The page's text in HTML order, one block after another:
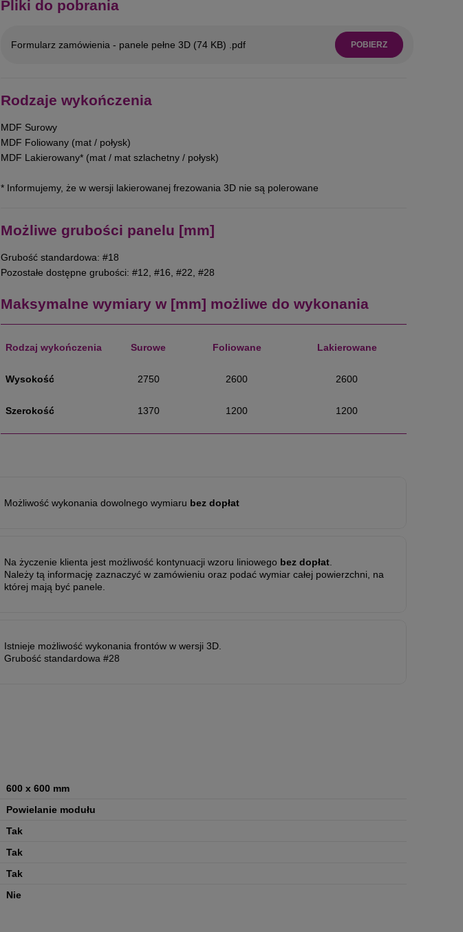
Pliki do pobrania
Formularz zamówienia - panele pełne 3D (74 KB) .pdf POBIERZ
Rodzaje wykończenia
MDF Surowy
MDF Foliowany (mat / połysk)
MDF Lakierowany* (mat / mat szlachetny / połysk)
* Informujemy, że w wersji lakierowanej frezowania 3D nie są polerowane
Możliwe grubości panelu [mm]
Grubość standardowa: #18
Pozostałe dostępne grubości: #12, #16, #22, #28
Maksymalne wymiary w [mm] możliwe do wykonania
Rodzaj wykończenia Surowe Foliowane Lakierowane
Wysokość 2750 2600 2600
Szerokość 1370 1200 1200
Możliwość wykonania dowolnego wymiaru bez dopłat
Na życzenie klienta jest możliwość kontynuacji wzoru liniowego bez dopłat.
Należy tą informację zaznaczyć w zamówieniu oraz podać wymiar całej powierzchni, na
której mają być panele.
Istnieje możliwość wykonania frontów w wersji 3D.
Grubość standardowa #28
600 x 600 mm
Powielanie modułu
Tak
Tak
Tak
Nie